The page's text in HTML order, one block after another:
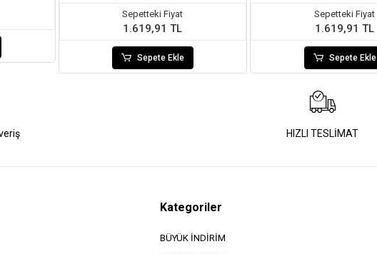
Sepetteki Fiyat
1.619,91 TL
Sepete Ekle
Sepetteki Fiyat
1.619,91 TL
Sepete Ekle
HIZLI TESLİMAT
Kategoriler
BÜYÜK İNDİRİM